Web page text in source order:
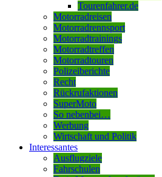
Tourenfahrer.de
Motorradreisen
Motorradrennsport
Motorradtrainings
Motorradtreffen
Motorradtouren
Polizeiberichte
Recht
Rückrufaktionen
SuperMoto
So nebenbei…
Werbung
Wirtschaft und Politik
Interessantes
Ausflugziele
Fahrschulen